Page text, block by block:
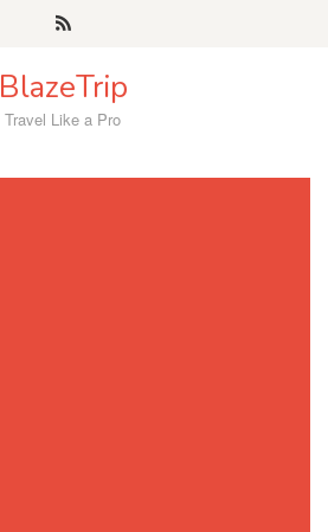
BlazeTrip
Travel Like a Pro